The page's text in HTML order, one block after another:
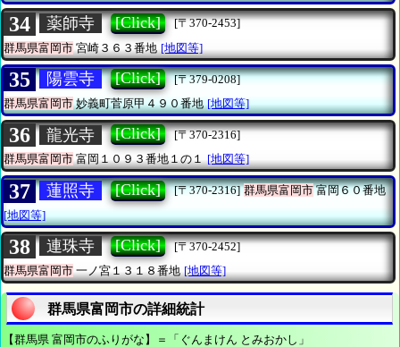
34 薬師寺 [Click]
[〒370-2453]
群馬県富岡市 宮崎３６３番地 [地図等]
35 陽雲寺 [Click]
[〒379-0208]
群馬県富岡市妙義町菅原甲４９０番地 [地図等]
36 龍光寺 [Click]
[〒370-2316]
群馬県富岡市富岡１０９３番地１の１ [地図等]
37 蓮照寺 [Click] [〒370-2316] 群馬県富岡市富岡６０番地
[地図等]
38 連珠寺 [Click]
[〒370-2452]
群馬県富岡市 一ノ宮１３１８番地 [地図等]
群馬県富岡市の詳細統計
【群馬県 富岡市のふりがな】＝「ぐんまけん とみおかし」